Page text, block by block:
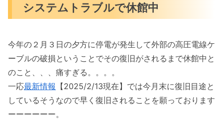
システムトラブルで休館中
今年の２月３日の夕方に停電が発生して外部の高圧電線ケ
ーブルの破損ということでその復旧がされるまで休館中と
のこと、、、痛すぎる。。。。
一応最新情報 【2025/2/13現在】では今月末に復旧目途と
しているそうなので早く復旧されることを願っております
ーーーーーー。